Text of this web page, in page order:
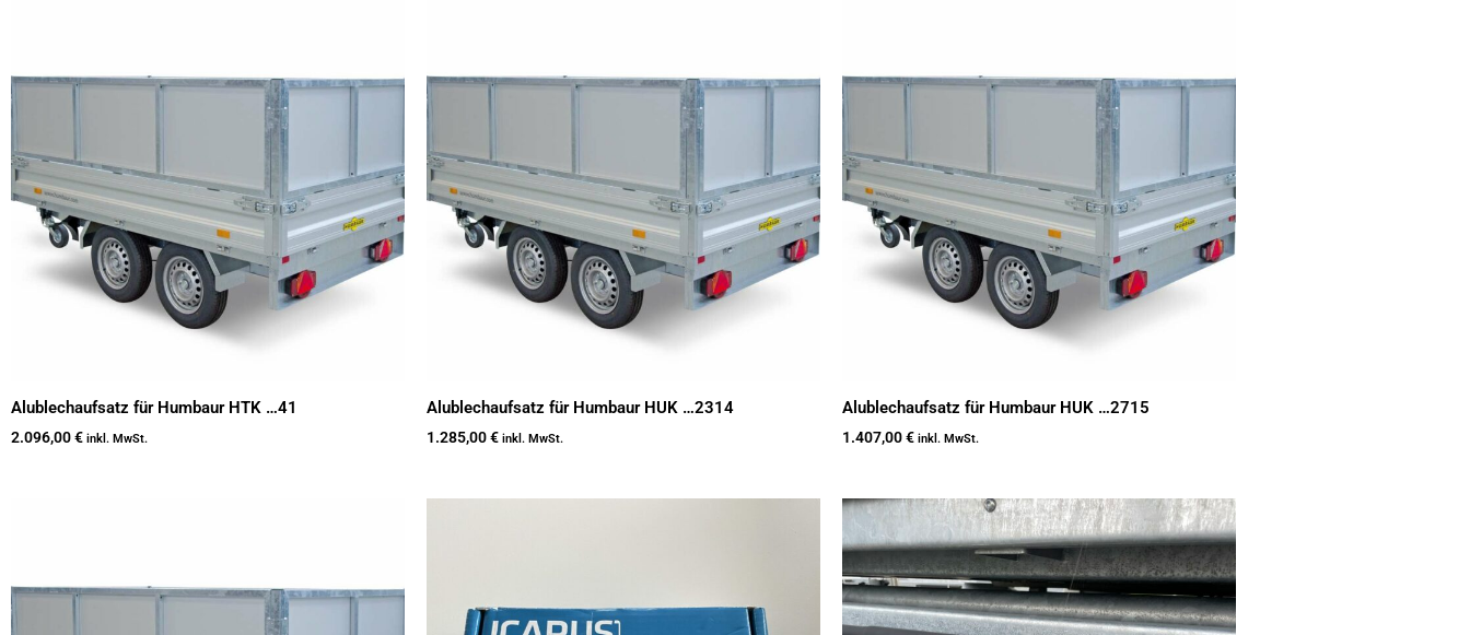
Alublechaufsatz für Humbaur HTK …41
2.096,00€ inkl. MwSt.
Alublechaufsatz für Humbaur HUK …2314
1.285,00€ inkl. MwSt.
Alublechaufsatz für Humbaur HUK …2715
1.407,00€ inkl. MwSt.